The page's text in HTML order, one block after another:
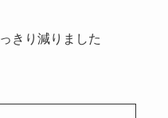
きり減りました